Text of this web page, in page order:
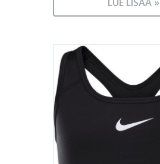
on: